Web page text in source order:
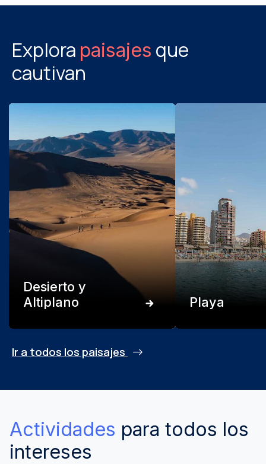
Explora paisajes que
cautivan
Desierto y
Altiplano
Playa
Ir a todos los paisajes
Actividades para todos los
intereses